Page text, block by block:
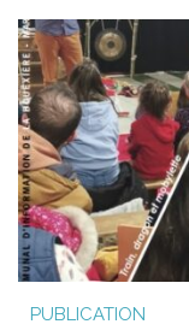
PUBLICATION